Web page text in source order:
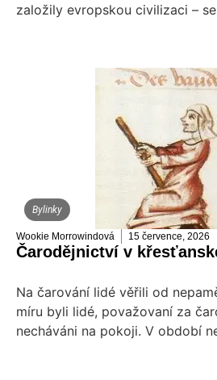
založily evropskou civilizaci –
Bylinky
Wookie Morrowindová 15 července, 2026
Čarodějnictví v
Na čarování lidé věřili od
míru byli lidé, považovaní za
necháváni na pokoji. V období